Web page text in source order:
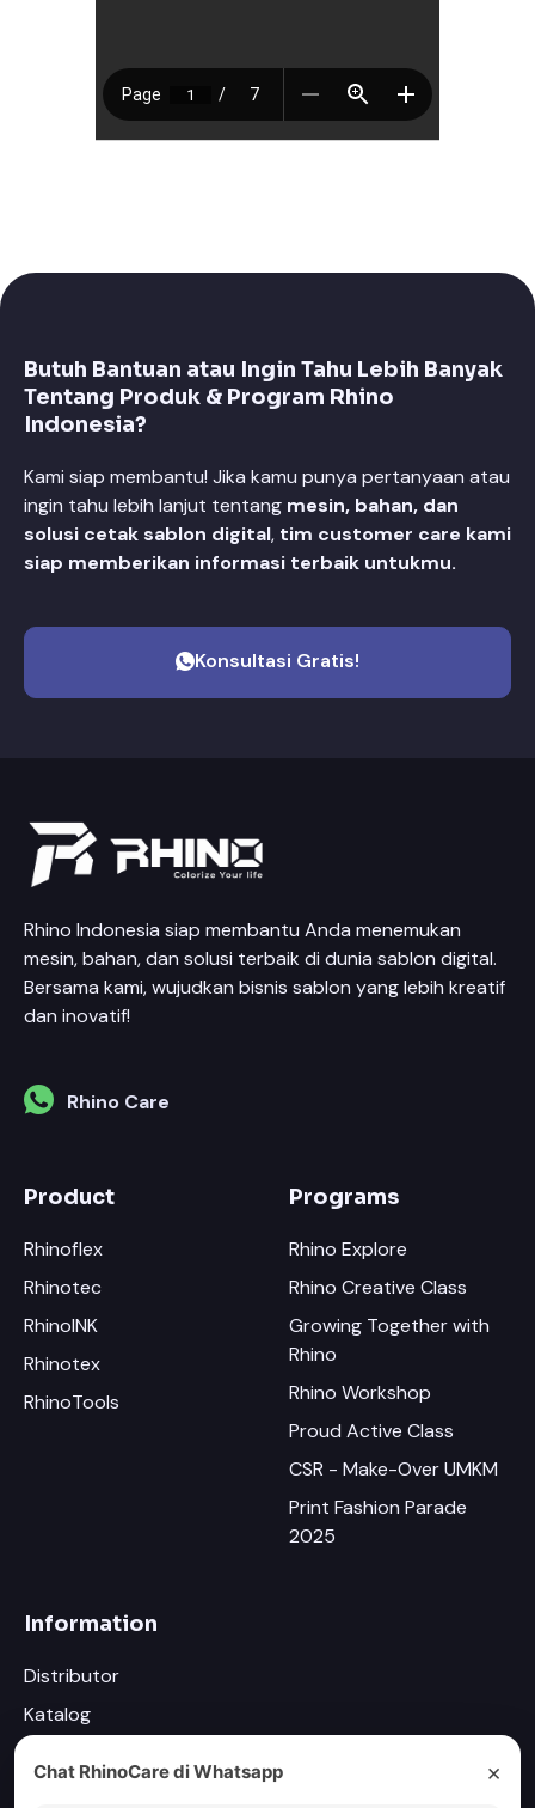
Butuh Bantuan atau Ingin Tahu Lebih Banyak
Tentang Produk & Program Rhino
Indonesia?
Kami siap membantu! Jika kamu punya pertanyaan atau
ingin tahu lebih lanjut tentang mesin, bahan, dan
solusi cetak sablon digital, tim customer care kami
siap memberikan informasi terbaik untukmu.
Konsultasi Gratis!
Rhino Indonesia siap membantu Anda menemukan
mesin, bahan, dan solusi terbaik di dunia sablon digital.
Bersama kami, wujudkan bisnis sablon yang lebih kreatif
dan inovatif!
Rhino Care
Product
Rhinoflex
Rhinotec
RhinoINK
Rhinotex
RhinoTools
Programs
Rhino Explore
Rhino Creative Class
Growing Together with
Rhino
Rhino Workshop
Proud Active Class
CSR - Make-Over UMKM
Print Fashion Parade
2025
Information
Distributor
Katalog
Chat RhinoCare di Whatsapp ×